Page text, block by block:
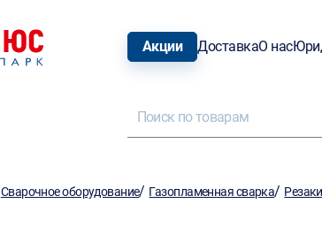
Акции ДоставкаО нас
Сварочное оборудование/ Газопламенная сварка/